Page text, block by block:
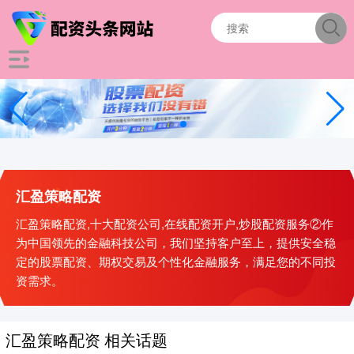
汇盈策略配资
汇盈策略配资,十大配资公司,在线配资开户,炒股配资服务②作
为中国领先的金融科技公司，我们坚持客户至上，提供安全稳
定的股票配资、期权交易及个性化金融服务，满足您的不同投
资需求。
汇盈策略配资 相关话题